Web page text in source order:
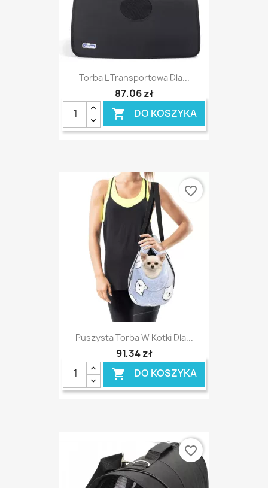
Torba L Transportowa Dla...
87,06 zł
 DO KOSZYKA
Puszysta Torba W Kotki Dla...
91,34 zł
 DO KOSZYKA
favorite_border
favorite_border